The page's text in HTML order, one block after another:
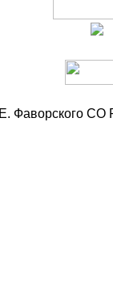
Фаворского СО